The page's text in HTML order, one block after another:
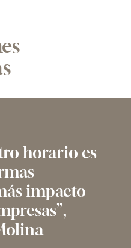
horario es
impacto